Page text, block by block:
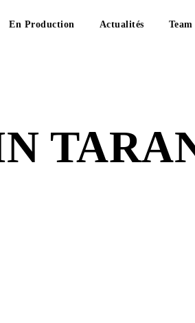
En Production Actualités Team